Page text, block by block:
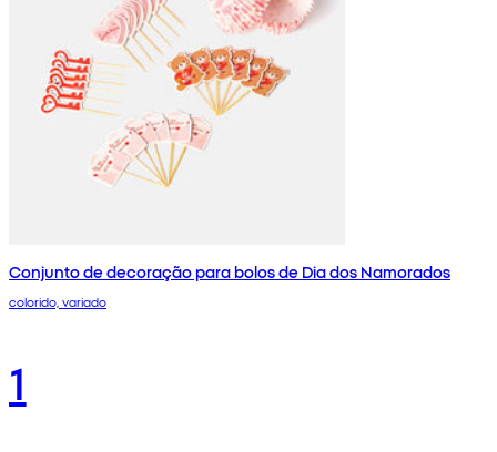
Conjunto de decoração para bolos de Dia dos Namorados
colorido, variado
1